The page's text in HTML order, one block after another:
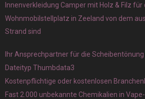
Innenverkleidung Camper mit Holz & Filz für
Wohnmobilstellplatz in Zeeland von dem
Strand sind
Ihr Ansprechpartner für die
Dateityp Thumbdata3
Kostenpflichtige oder kostenlosen
Fast 2.000 unbekannte Chemikalien in